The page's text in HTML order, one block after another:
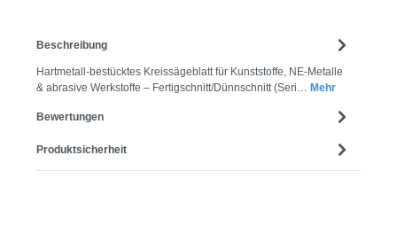
Beschreibung
Hartmetall-bestücktes Kreissägeblatt für Kunststoffe, NE-Metalle
& abrasive Werkstoffe – Fertigschnitt/Dünnschnitt (Seri… Mehr
Bewertungen
Produktsicherheit